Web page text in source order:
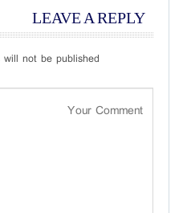
LEAVE A REPLY
not be published.